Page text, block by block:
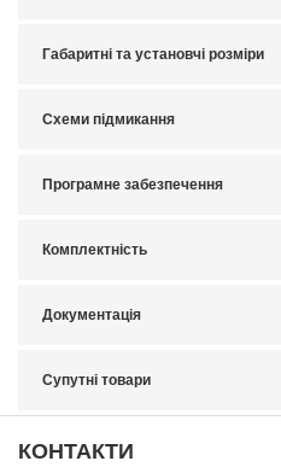
Габаритні та установчі розміри
Схеми підмикання
Програмне забезпечення
Комплектність
Документація
Супутні товари
КОНТАКТИ